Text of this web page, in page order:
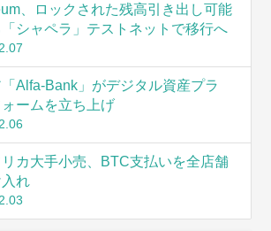
、ロックされた残高引き出し可能
シャペラ」テストネットで移行へ
「Alfa-Bank」がデジタル資産プラ
ームを立ち上げ
カ大手小売、BTC支払いを全店舗
れ